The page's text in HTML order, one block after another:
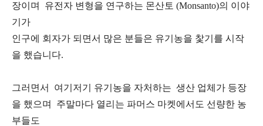
장이며 유전자 변형을 연구하는 몬산토 (Monsanto)의 이야
기가
인구에 회자가 되면서 많은 분들은 유기농을 찿기를 시작
을 했습니다.
그러면서 여기저기 유기농을 자처하는 생산 업체가 등장
을 했으며 주말마다 열리는 파머스 마켓에서도 선량한 농
부들도